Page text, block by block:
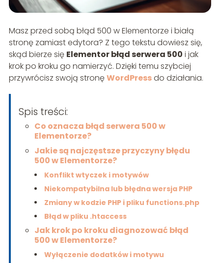
Masz przed sobą błąd 500 w Elementorze i białą
stronę zamiast edytora? Z tego tekstu dowiesz się,
skąd bierze się Elementor błąd serwera 500 i jak
krok po kroku go namierzyć. Dzięki temu szybciej
przywrócisz swoją stronęWordPressdo działania.
Spis treści:
Co oznacza błąd serwera 500 w
Elementorze?
Jakie są najczęstsze przyczyny błędu
500 w Elementorze?
Konflikt wtyczek i motywów
Niekompatybilna lub błędna wersja PHP
Zmiany w kodzie PHP i pliku functions.php
Błąd w pliku .htaccess
Jak krok po kroku diagnozować błąd
500 w Elementorze?
Wyłączenie dodatków i motywu